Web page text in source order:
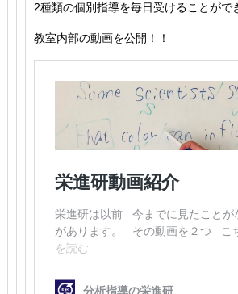
2種類の個別指導を毎日受けることがで
教室内部の動画を公開！！